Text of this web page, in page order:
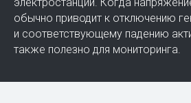
изображения можно
падение напряжения в процентах
от номинального значения. Для
наблюдения тренды напряжения
помочь пользователю увидеть